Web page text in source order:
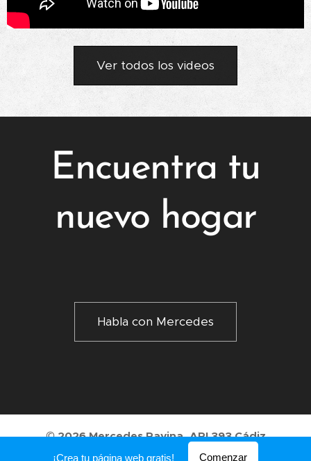
Ver todos los videos
Encuentra tu
nuevo hogar
Habla con Mercedes
© 2026 Mercedes Ravina. API 393 Cádiz
Creado conWebnode
¡Crea tu página web gratis! Comenzar